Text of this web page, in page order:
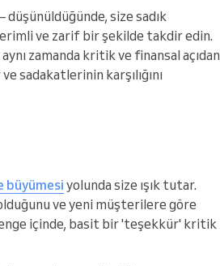
size sadık
ve zarif bir şekilde takdir edin.
zamanda kritik ve finansal açıdan
sadakatlerinin karşılığını
büyümesi yolunda size ışık tutar.
ve yeni müşterilere göre
içinde, basit bir 'teşekkür' kritik